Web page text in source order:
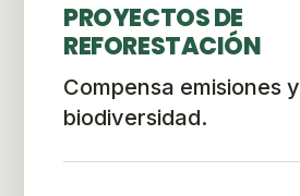
PROYECTOS DE
REFORESTACIÓN
Compensa emisiones
biodiversidad.